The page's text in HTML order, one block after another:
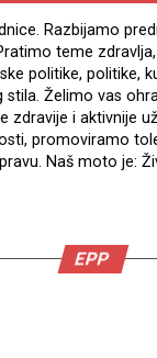
Razbijamo
teme
politike, politike,
stila. Želimo vas
zdravije i aktivnije
promoviramo
Naš moto je:
EPP